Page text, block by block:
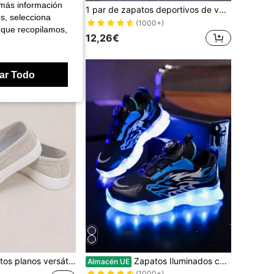
de gancho y bucle y suela de plataforma gruesa, zapatos casuales 1 par de zapatos deportivos de verano para niñas, nuevos tenis deportivos de malla transpirable para niños de 2025, zapatos deportivos blancos grandes para niñas
(1000+)
12,26€
para niños 2025, zapatillas casuales de bajo corte y peso ligero Almacén UE Zapatos Iluminados con Luz LED de 7 Colores Recargables por USB de GUANGLAN, Zapatillas Deportivas de Malla Transpirable con Botón Giratorio, Zapatillas de Dibujos Animados para Niños, Niños Pequeños y Niños Grandes, Adecuado para Primavera, Verano y Otoño, Unisex
#7 Más vendidos
en Carta Zapatillas para niños
(1000+)
información
selecciona
recopilamos,
Todo